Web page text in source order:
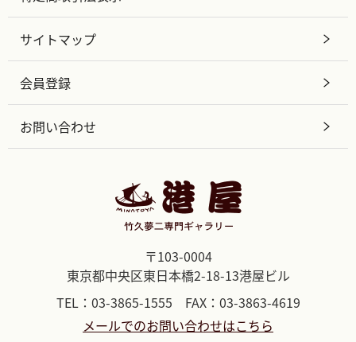
サイトマップ
会員登録
お問い合わせ
〒103-0004
東京都中央区東日本橋2-18-13港屋ビル
TEL：03-3865-1555 FAX：03-3863-4619
メールでのお問い合わせはこちら